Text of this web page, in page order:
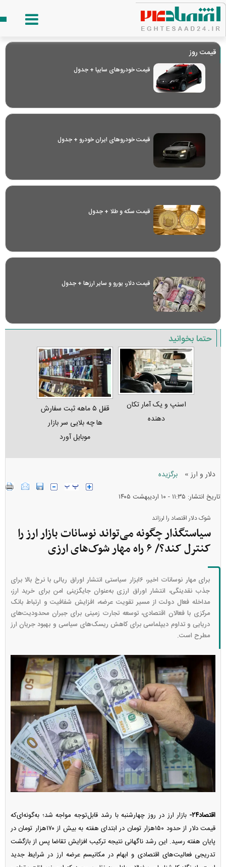
قیمت روز
قیمت خودرو‌های سایپا + جدول
قیمت خودرو‌های ایران خودرو + جدول
قیمت سکه و طلا + جدول
قیمت دلار، یورو و سایر ارز‌ها + جدول
حتما بخوانید
اسنپ و یک آمار تکان‌
دهنده
قفل ۵ ماهه ثبت‌ سفارش‌
ها چه بلایی سر بازار
موبایل آورد
دلار و ارز » برگزیده
تاریخ انتشار: ۱۱:۳۵ - ۱۰ ارديبهشت ۱۴۰۵
شوک دلار اقتصاد را لرزاند
سیاستگذار چگونه می‌تواند نوسانات بازار ارز را
کنترل کند؟/ ۶ راه‌ مهار شوک‌های ارزی
برای مهار نوسانات اخیر، ۶ابزار سیاستی انتشار اوراق ریالی با نرخ بالا برای
جذب نقدینگی، انتشار اوراق ارزی به‌عنوان جایگزینی امن برای خرید ارز،
مداخله فعال دولت از مسیر تقویت عرضه، افزایش شفافیت و ارتباط بانک
مرکزی با فعالان اقتصادی، توسعه تجارت زمینی برای جبران محدودیت‌های
دریایی و تداوم دیپلماسی برای کاهش ریسک‌های سیاسی و بهبود جریان ارز
مطرح است.
اقتصاد۲۴-
بازار ارز در روز چهارشنبه با رشد قابل‌توجه مواجه شد؛ به‌گونه‌ای‌که
قیمت دلار از حدود ۱۵۰هزار تومان در ابتدای هفته به بیش از ۱۷۰هزار تومان در
پایان هفته رسید. این رشد ناگهانی نتیجه ترکیب افزایش تقاضا پس از بازگشت
تدریجی فعالیت‌های اقتصادی و ابهام در مکانیسم عرضه ارز در شرایط جدید